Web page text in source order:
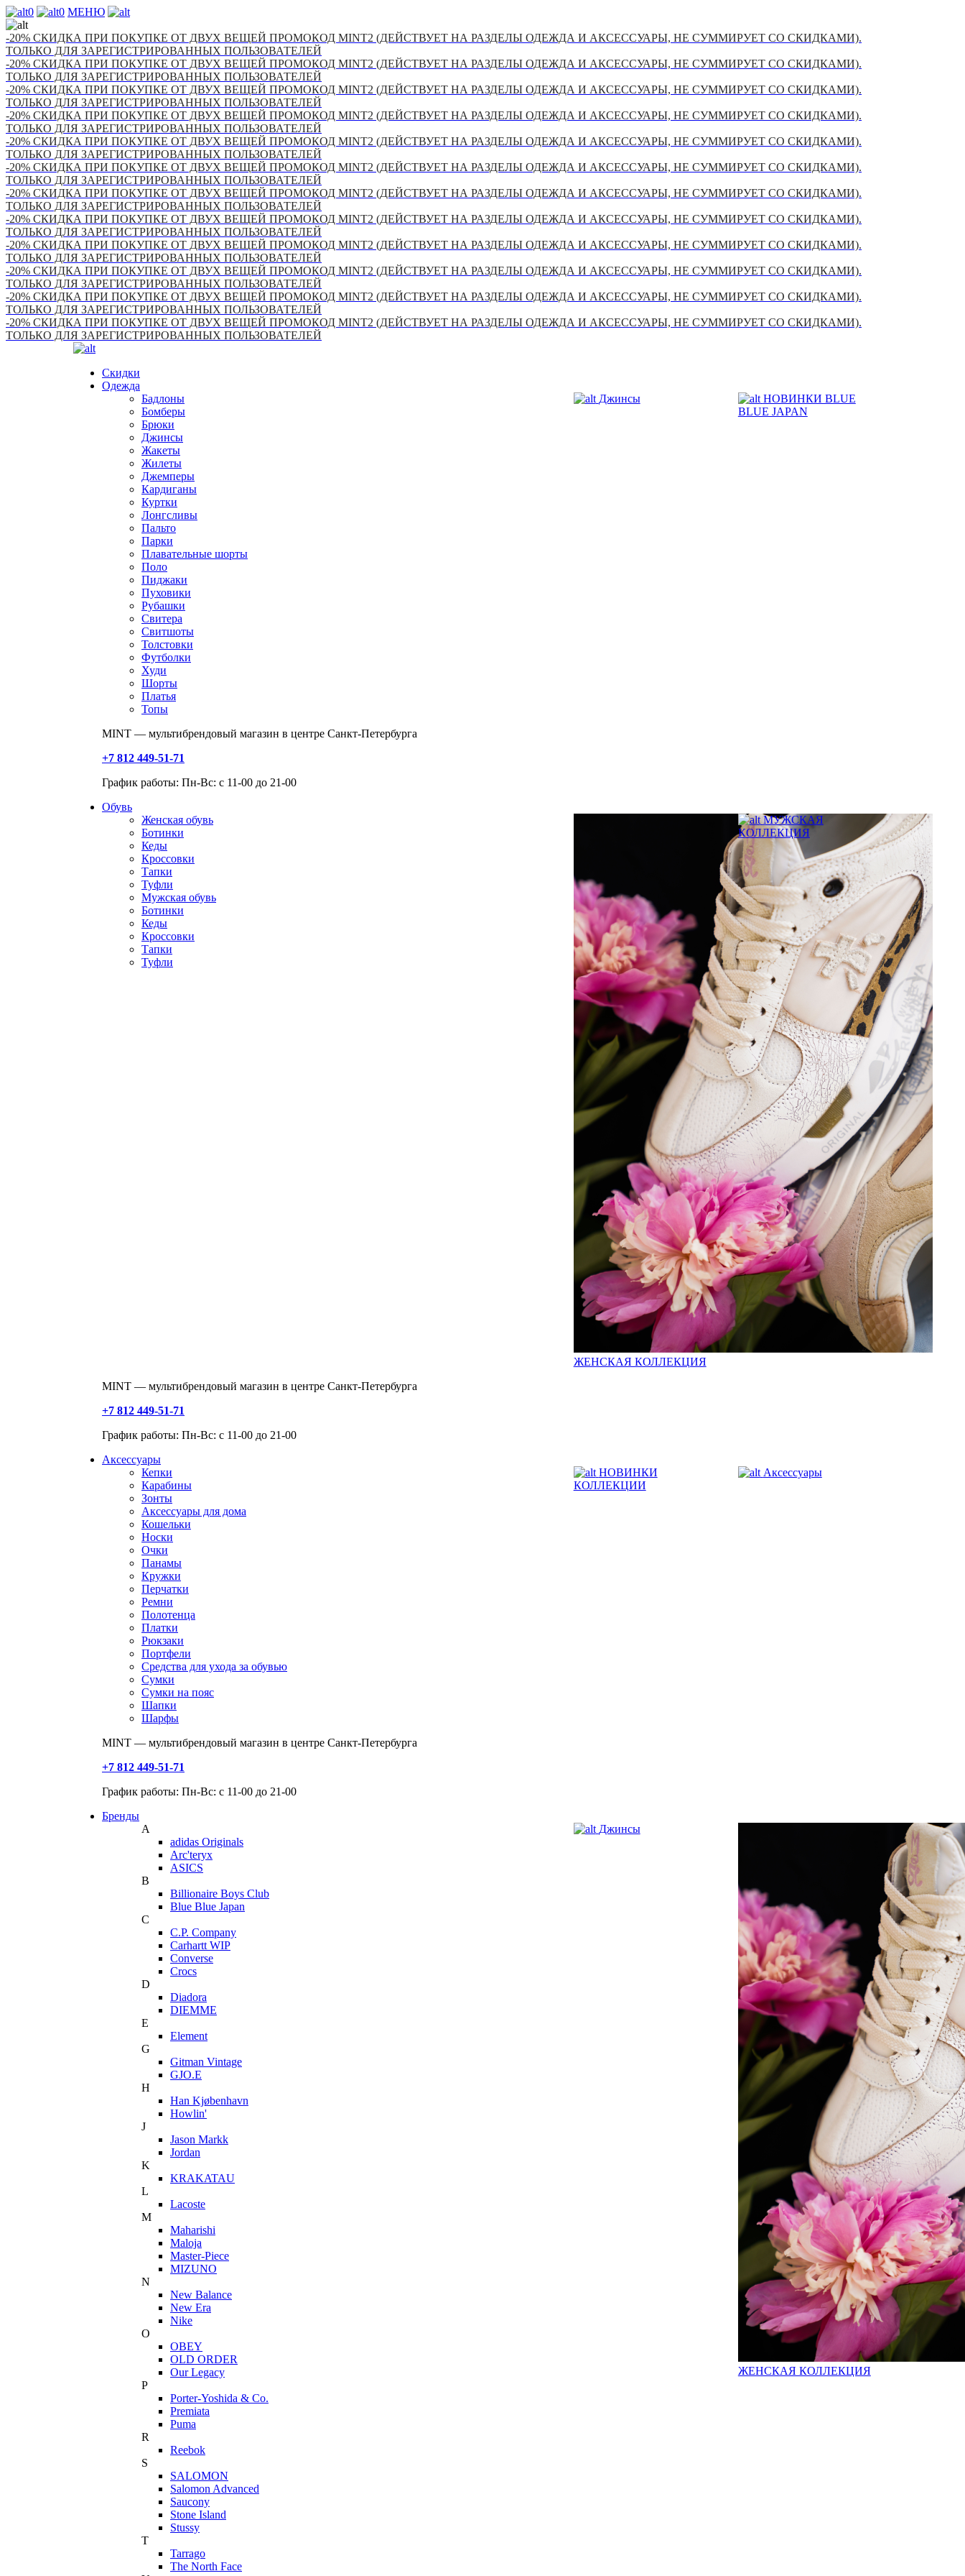
0 0 МЕНЮ
-20% СКИДКА ПРИ ПОКУПКЕ ОТ ДВУХ ВЕЩЕЙ ПРОМОКОД MINT2 (ДЕЙСТВУЕТ НА РАЗДЕЛЫ ОДЕЖДА И АКСЕССУАРЫ, НЕ СУММИРУЕТ СО СКИДКАМИ).
ТОЛЬКО ДЛЯ ЗАРЕГИСТРИРОВАННЫХ ПОЛЬЗОВАТЕЛЕЙ
-20% СКИДКА ПРИ ПОКУПКЕ ОТ ДВУХ ВЕЩЕЙ ПРОМОКОД MINT2 (ДЕЙСТВУЕТ НА РАЗДЕЛЫ ОДЕЖДА И АКСЕССУАРЫ, НЕ СУММИРУЕТ СО СКИДКАМИ).
ТОЛЬКО ДЛЯ ЗАРЕГИСТРИРОВАННЫХ ПОЛЬЗОВАТЕЛЕЙ
-20% СКИДКА ПРИ ПОКУПКЕ ОТ ДВУХ ВЕЩЕЙ ПРОМОКОД MINT2 (ДЕЙСТВУЕТ НА РАЗДЕЛЫ ОДЕЖДА И АКСЕССУАРЫ, НЕ СУММИРУЕТ СО СКИДКАМИ).
ТОЛЬКО ДЛЯ ЗАРЕГИСТРИРОВАННЫХ ПОЛЬЗОВАТЕЛЕЙ
-20% СКИДКА ПРИ ПОКУПКЕ ОТ ДВУХ ВЕЩЕЙ ПРОМОКОД MINT2 (ДЕЙСТВУЕТ НА РАЗДЕЛЫ ОДЕЖДА И АКСЕССУАРЫ, НЕ СУММИРУЕТ СО СКИДКАМИ).
ТОЛЬКО ДЛЯ ЗАРЕГИСТРИРОВАННЫХ ПОЛЬЗОВАТЕЛЕЙ
-20% СКИДКА ПРИ ПОКУПКЕ ОТ ДВУХ ВЕЩЕЙ ПРОМОКОД MINT2 (ДЕЙСТВУЕТ НА РАЗДЕЛЫ ОДЕЖДА И АКСЕССУАРЫ, НЕ СУММИРУЕТ СО СКИДКАМИ).
ТОЛЬКО ДЛЯ ЗАРЕГИСТРИРОВАННЫХ ПОЛЬЗОВАТЕЛЕЙ
-20% СКИДКА ПРИ ПОКУПКЕ ОТ ДВУХ ВЕЩЕЙ ПРОМОКОД MINT2 (ДЕЙСТВУЕТ НА РАЗДЕЛЫ ОДЕЖДА И АКСЕССУАРЫ, НЕ СУММИРУЕТ СО СКИДКАМИ).
ТОЛЬКО ДЛЯ ЗАРЕГИСТРИРОВАННЫХ ПОЛЬЗОВАТЕЛЕЙ
-20% СКИДКА ПРИ ПОКУПКЕ ОТ ДВУХ ВЕЩЕЙ ПРОМОКОД MINT2 (ДЕЙСТВУЕТ НА РАЗДЕЛЫ ОДЕЖДА И АКСЕССУАРЫ, НЕ СУММИРУЕТ СО СКИДКАМИ).
ТОЛЬКО ДЛЯ ЗАРЕГИСТРИРОВАННЫХ ПОЛЬЗОВАТЕЛЕЙ
-20% СКИДКА ПРИ ПОКУПКЕ ОТ ДВУХ ВЕЩЕЙ ПРОМОКОД MINT2 (ДЕЙСТВУЕТ НА РАЗДЕЛЫ ОДЕЖДА И АКСЕССУАРЫ, НЕ СУММИРУЕТ СО СКИДКАМИ).
ТОЛЬКО ДЛЯ ЗАРЕГИСТРИРОВАННЫХ ПОЛЬЗОВАТЕЛЕЙ
-20% СКИДКА ПРИ ПОКУПКЕ ОТ ДВУХ ВЕЩЕЙ ПРОМОКОД MINT2 (ДЕЙСТВУЕТ НА РАЗДЕЛЫ ОДЕЖДА И АКСЕССУАРЫ, НЕ СУММИРУЕТ СО СКИДКАМИ).
ТОЛЬКО ДЛЯ ЗАРЕГИСТРИРОВАННЫХ ПОЛЬЗОВАТЕЛЕЙ
-20% СКИДКА ПРИ ПОКУПКЕ ОТ ДВУХ ВЕЩЕЙ ПРОМОКОД MINT2 (ДЕЙСТВУЕТ НА РАЗДЕЛЫ ОДЕЖДА И АКСЕССУАРЫ, НЕ СУММИРУЕТ СО СКИДКАМИ).
ТОЛЬКО ДЛЯ ЗАРЕГИСТРИРОВАННЫХ ПОЛЬЗОВАТЕЛЕЙ
-20% СКИДКА ПРИ ПОКУПКЕ ОТ ДВУХ ВЕЩЕЙ ПРОМОКОД MINT2 (ДЕЙСТВУЕТ НА РАЗДЕЛЫ ОДЕЖДА И АКСЕССУАРЫ, НЕ СУММИРУЕТ СО СКИДКАМИ).
ТОЛЬКО ДЛЯ ЗАРЕГИСТРИРОВАННЫХ ПОЛЬЗОВАТЕЛЕЙ
-20% СКИДКА ПРИ ПОКУПКЕ ОТ ДВУХ ВЕЩЕЙ ПРОМОКОД MINT2 (ДЕЙСТВУЕТ НА РАЗДЕЛЫ ОДЕЖДА И АКСЕССУАРЫ, НЕ СУММИРУЕТ СО СКИДКАМИ).
ТОЛЬКО ДЛЯ ЗАРЕГИСТРИРОВАННЫХ ПОЛЬЗОВАТЕЛЕЙ
Скидки
Одежда
Бадлоны
Бомберы
Брюки
Джинсы
Жакеты
Жилеты
Джемперы
Кардиганы
Куртки
Лонгсливы
Пальто
Парки
Плавательные шорты
Поло
Пиджаки
Пуховики
Рубашки
Свитера
Свитшоты
Толстовки
Футболки
Худи
Шорты
Платья
Топы
Джинсы
НОВИНКИ BLUE
BLUE JAPAN
MINT — мультибрендовый магазин в центре Санкт-Петербурга
+7 812 449-51-71
График работы: Пн-Вс: с 11-00 до 21-00
Обувь
Женская обувь
Ботинки
Кеды
Кроссовки
Тапки
Туфли
Мужская обувь
Ботинки
Кеды
Кроссовки
Тапки
Туфли
ЖЕНСКАЯ КОЛЛЕКЦИЯ
МУЖСКАЯ
КОЛЛЕКЦИЯ
MINT — мультибрендовый магазин в центре Санкт-Петербурга
+7 812 449-51-71
График работы: Пн-Вс: с 11-00 до 21-00
Аксессуары
Кепки
Карабины
Зонты
Аксессуары для дома
Кошельки
Носки
Очки
Панамы
Кружки
Перчатки
Ремни
Полотенца
Платки
Рюкзаки
Портфели
Средства для ухода за обувью
Сумки
Сумки на пояс
Шапки
Шарфы
НОВИНКИ
КОЛЛЕКЦИИ
Аксессуары
MINT — мультибрендовый магазин в центре Санкт-Петербурга
+7 812 449-51-71
График работы: Пн-Вс: с 11-00 до 21-00
Бренды
A
adidas Originals
Arc'teryx
ASICS
B
Billionaire Boys Club
Blue Blue Japan
C
C.P. Company
Carhartt WIP
Converse
Crocs
D
Diadora
DIEMME
E
Element
G
Gitman Vintage
GJO.E
H
Han Kjøbenhavn
Howlin'
J
Jason Markk
Jordan
K
KRAKATAU
L
Lacoste
M
Maharishi
Maloja
Master-Piece
MIZUNO
N
New Balance
New Era
Nike
O
OBEY
OLD ORDER
Our Legacy
P
Porter-Yoshida & Co.
Premiata
Puma
R
Reebok
S
SALOMON
Salomon Advanced
Saucony
Stone Island
Stussy
T
Tarrago
The North Face
Джинсы
ЖЕНСКАЯ КОЛЛЕКЦИЯ